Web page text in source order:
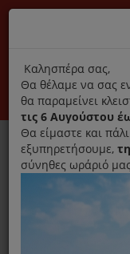
Αποκλειστικά
title
Καλησπέρα σας,
Θα θέλαμε να σας
θα παραμείνει
τις 6 Αυγούστου
Θα είμαστε και
εξυπηρετήσουμε,
σύνηθες ωράριό